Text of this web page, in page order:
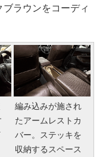
ラウンをコーディ
編み込みが施され
たアームレストカ
バー。ステッキを
収納するスペース